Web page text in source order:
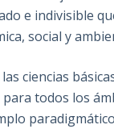
e indivisible
social y
ciencias
todos los